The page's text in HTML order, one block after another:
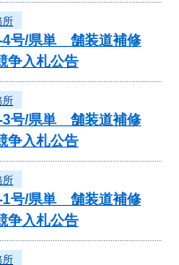
所
-4号/県単 舗装道補修
争入札公告
所
-3号/県単 舗装道補修
争入札公告
所
-1号/県単 舗装道補修
争入札公告
所